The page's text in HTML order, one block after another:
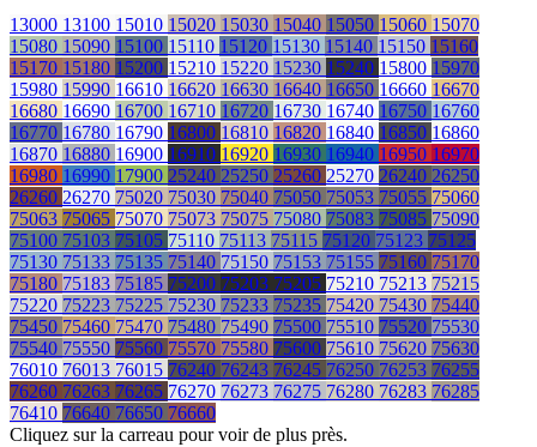
13000 13100 15010 15020 15030 15040 15050 15060 15070
15080 15090 15100 15110 15120 15130 15140 15150 15160
15170 15180 15200 15210 15220 15230 15240 15800 15970
15980 15990 16610 16620 16630 16640 16650 16660 16670
16680 16690 16700 16710 16720 16730 16740 16750 16760
16770 16780 16790 16800 16810 16820 16840 16850 16860
16870 16880 16900 16910 16920 16930 16940 16950 16970
16980 16990 17900 25240 25250 25260 25270 26240 26250
26260 26270 75020 75030 75040 75050 75053 75055 75060
75063 75065 75070 75073 75075 75080 75083 75085 75090
75100 75103 75105 75110 75113 75115 75120 75123 75125
75130 75133 75135 75140 75150 75153 75155 75160 75170
75180 75183 75185 75200 75203 75205 75210 75213 75215
75220 75223 75225 75230 75233 75235 75420 75430 75440
75450 75460 75470 75480 75490 75500 75510 75520 75530
75540 75550 75560 75570 75580 75600 75610 75620 75630
76010 76013 76015 76240 76243 76245 76250 76253 76255
76260 76263 76265 76270 76273 76275 76280 76283 76285
76410 76640 76650 76660
Cliquez sur la carreau pour voir de plus près.